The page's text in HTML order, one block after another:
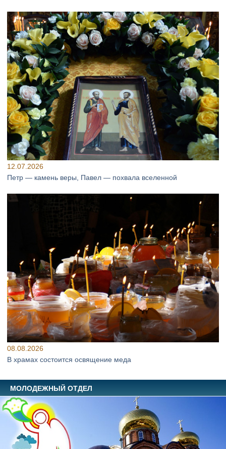
12.07.2026
Петр — камень веры, Павел — похвала вселенной
08.08.2026
В храмах состоится освящение меда
МОЛОДЕЖНЫЙ ОТДЕЛ